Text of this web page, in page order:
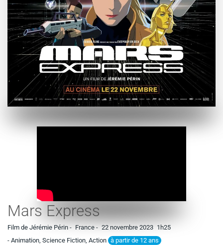
Mars Express
Film de Jérémie Périn - France - 22 novembre 2023 1h25
- Animation, Science Fiction, Action à partir de 12 ans